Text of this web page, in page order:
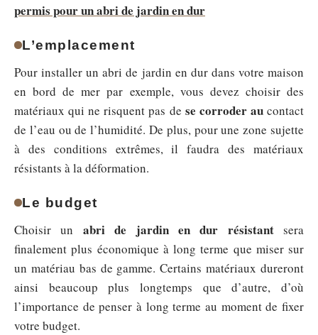
permis pour un abri de jardin en dur
L’emplacement
Pour installer un abri de jardin en dur dans votre maison
en bord de mer par exemple, vous devez choisir des
matériaux qui ne risquent pas de se corroder aucontact
de l’eau ou de l’humidité. De plus, pour une zone sujette
à des conditions extrêmes, il faudra des matériaux
résistants à la déformation.
Le budget
Choisir un abri de jardin en dur résistantsera
finalement plus économique à long terme que miser sur
un matériau bas de gamme. Certains matériaux dureront
ainsi beaucoup plus longtemps que d’autre, d’où
l’importance de penser à long terme au moment de fixer
votre budget.